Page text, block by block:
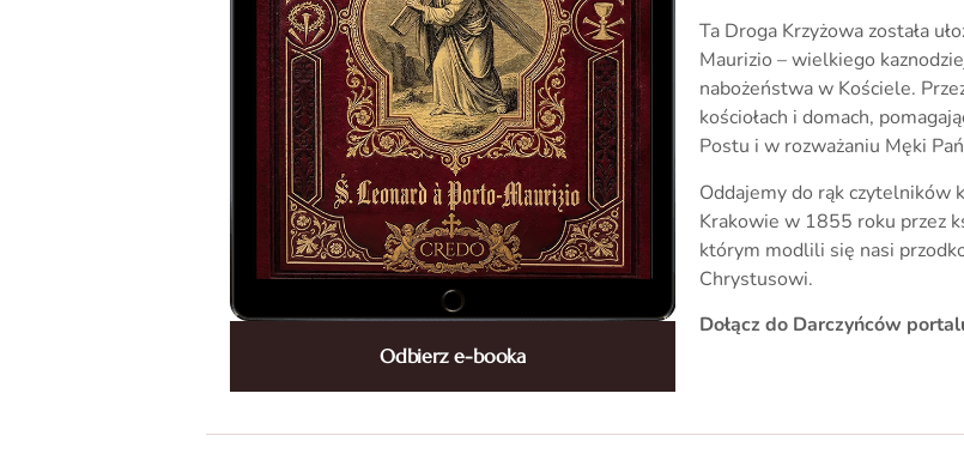
Odbierz e-booka
Ta Droga Krzyżowa została
Maurizio – wielkiego
nabożeństwa w Kościele.
kościołach i domach,
Postu i w rozważaniu Męki
Oddajemy do rąk czytelników
Krakowie w 1855 roku przez
którym modlili się nasi
Chrystusowi.
Dołącz do Darczyńców